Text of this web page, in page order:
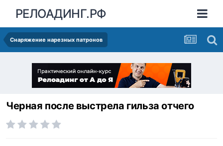
РЕЛОАДИНГ.РФ
Снаряжение нарезных патронов
Черная после выстрела гильза отчего